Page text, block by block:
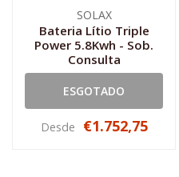
SOLAX
Bateria Lítio Triple
Power 5.8Kwh - Sob.
Consulta
ESGOTADO
Desde €1.752,75